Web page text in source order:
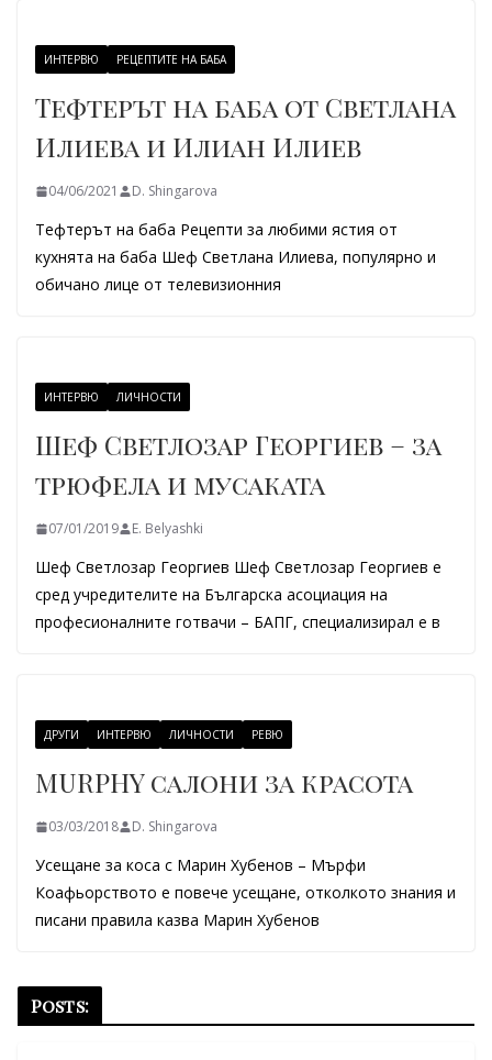
ИНТЕРВЮ РЕЦЕПТИТЕ НА БАБА
Тефтерът на баба от Светлана
Илиева и Илиан Илиев
04/06/2021 D. Shingarova
Тефтерът на баба Рецепти за любими ястия от
кухнята на баба Шеф Светлана Илиева, популярно и
обичано лице от телевизионния
ИНТЕРВЮ ЛИЧНОСТИ
Шеф Светлозар Георгиев – за
трюфела и мусаката
07/01/2019 E. Belyashki
Шеф Светлозар Георгиев Шеф Светлозар Георгиев е
сред учредителите на Българска асоциация на
професионалните готвачи – БАПГ, специализирал е в
ДРУГИ ИНТЕРВЮ ЛИЧНОСТИ РЕВЮ
MURPHY салони за красота
03/03/2018 D. Shingarova
Усещане за коса с Марин Хубенов – Мърфи
Коафьорството е повече усещане, отколкото знания и
писани правила казва Марин Хубенов
Posts: